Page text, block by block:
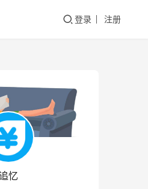
登录 注册
忆